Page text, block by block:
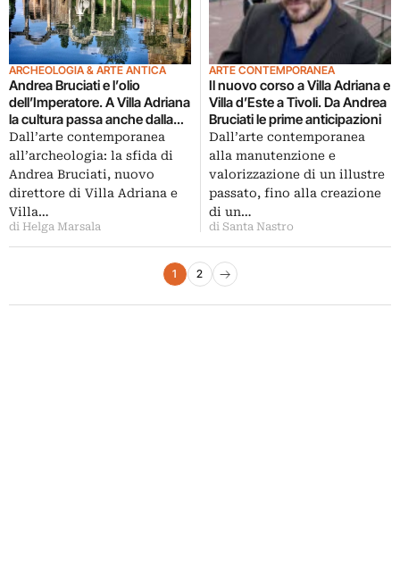
ARCHEOLOGIA & ARTE ANTICA
Andrea Bruciati e l’olio
dell’Imperatore. A Villa Adriana
la cultura passa anche dalla
terra
Dall’arte contemporanea
all’archeologia: la sfida di
Andrea Bruciati, nuovo
direttore di Villa Adriana e
Villa…
di Helga Marsala
ARTE CONTEMPORANEA
Il nuovo corso a Villa Adriana e
Villa d’Este a Tivoli. Da Andrea
Bruciati le prime anticipazioni
Dall’arte contemporanea
alla manutenzione e
valorizzazione di un illustre
passato, fino alla creazione
di un…
di Santa Nastro
Paginazione degli articoli
1 2
Pagina successiva